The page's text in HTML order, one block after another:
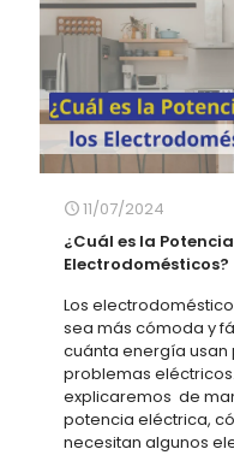
11/07/2024
¿Cuál es la
Electrodomésticos?
Los
sea más cómoda y
cuánta energía
problemas
explicaremos de
potencia eléctrica,
necesitan algunos